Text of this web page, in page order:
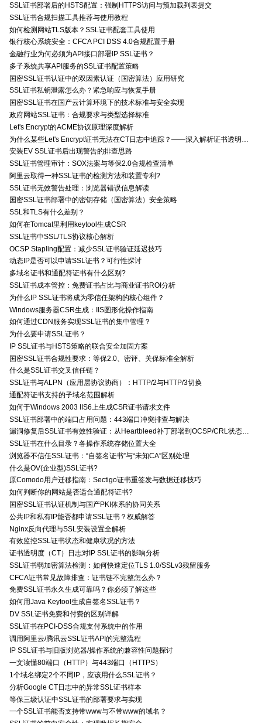
SSL证书部署后的HSTS配置：强制HTTPS访问与预加载列表提交
SSL证书合规扫描工具推荐与使用教程
如何检测网站TLS版本？SSL证书配套工具使用
银行核心系统安全：CFCA PCI DSS 4.0合规配置手册
金融行业为何必须为API接口部署IP SSL证书？
多子系统共享API服务的SSL证书配置策略
国密SSL证书认证中的双因素认证（国密算法）应用研究
SSL证书私钥泄露怎么办？紧急响应与恢复手册
国密SSL证书在国产云计算环境下的技术标准与安全实现
政府网站SSL证书：合规要求与类型选择标准
Let's Encrypt的ACME协议原理深度解析
安装EV SSL证书后出现警告的排查思路
SSL证书管理审计：SOX法案与等保2.0合规检查清单
阿里云取得一种SSL证书的检测方法和装置专利?
SSL证书无效警告处理：浏览器错误信息解读
国密SSL证书部署中的密钥存储（国密算法）安全策略
SSL和TLS有什么差别？
如何在Tomcat里利用keytool生成CSR
SSL证书中SSL/TLS协议核心解析
OCSP Stapling配置：减少SSL证书验证延迟技巧
动态IP是否可以申请SSL证书？可行性探讨
多域名证书和通配符证书有什么区别?
SSL证书成本管控：免费证书占比与商业证书ROI分析
为什么IP SSL证书将成为零信任架构的核心组件？
Windows服务器CSR生成：IIS图形化操作指南
如何通过CDN服务实现SSL证书的集中管理？
为什么要申请SSL证书？
IP SSL证书与HSTS策略的联合安全加固方案
国密SSL证书合规性要求：等保2.0、密评、关保标准全解析
什么是SSL证书交叉信任链？
SSL证书与ALPN（应用层协议协商）：HTTP/2与HTTP/3切换
通配符证书支持的子域名范围解析
如何于Windows 2003 IIS6上生成CSR证书请求文件
SSL证书部署中的端口占用问题：443端口冲突排查与解决
漏洞修复后SSL证书有效性验证：从Heartbleed补丁部署到OCSP/CRL状态检查的全链路确认方法
SSL证书在什么目录？各操作系统存储位置大全
浏览器不信任SSL证书：“自签名证书”与“未知CA”区别处理
什么是OV(企业型)SSL证书?
原Comodo用户迁移指南：Sectigo证书重签发与数据迁移技巧
如何判断你的网站是否适合通配符证书?
国密SSL证书认证机制与国产PKI体系的协同关系
公共IP和私有IP能否都申请SSL证书？权威解答
Nginx反向代理与SSL安装设置全解析
有效监控SSL证书状态和健康状况的方法
证书透明度（CT）日志对IP SSL证书的影响分析
SSL证书弱加密算法检测：如何快速定位TLS 1.0/SSLv3残留服务
CFCA证书常见故障排查：证书链不完整怎么办？
免费SSL证书永久生成可靠吗？你必须了解这些
如何用Java Keytool生成自签名SSL证书？
DV SSL证书免费和付费的区别详解
SSL证书在PCI-DSS合规支付系统中的作用
调用阿里云/腾讯云SSL证书API的完整流程
IP SSL证书与旧版浏览器/操作系统的兼容性问题探讨
一文读懂80端口（HTTP）与443端口（HTTPS）
1个域名绑定2个不同IP，应该用什么SSL证书？
分析Google CT日志中的异常SSL证书样本
等保三级认证中SSL证书的部署要求与实现
一个SSL证书能否支持带www与不带www的域名？